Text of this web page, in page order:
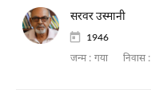
सरवर उस्मानी
1946
जन्म : गया निवास :